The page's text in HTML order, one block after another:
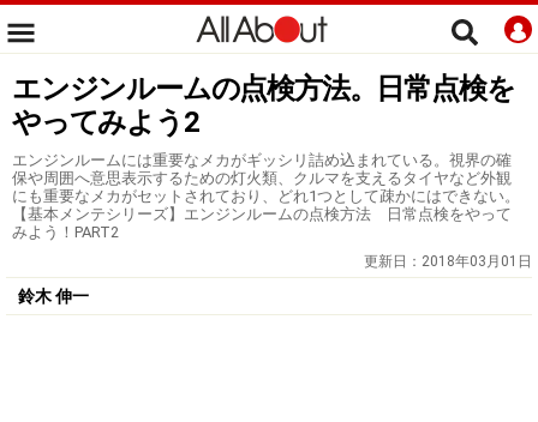
エンジンルームの点検方法。日常点検を
やってみよう2
エンジンルームには重要なメカがギッシリ詰め込まれている。視界の確
保や周囲へ意思表示するための灯火類、クルマを支えるタイヤなど外観
にも重要なメカがセットされており、どれ1つとして疎かにはできない。
【基本メンテシリーズ】エンジンルームの点検方法 日常点検をやって
みよう！PART2
更新日： 2018年03月01日
鈴木 伸一